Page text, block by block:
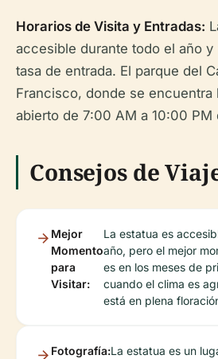
Horarios de Visita y Entradas:
accesible durante todo el año y
tasa de entrada. El parque del
Francisco, donde se encuentra
abierto de 7:00 AM a 10:00 PM
Consejos de
Mejor
Momento
para
Visitar:
La estatua es
año, pero el mejor
es en los meses de
cuando el clima es
está en plena
Fotografía:La estatua es un